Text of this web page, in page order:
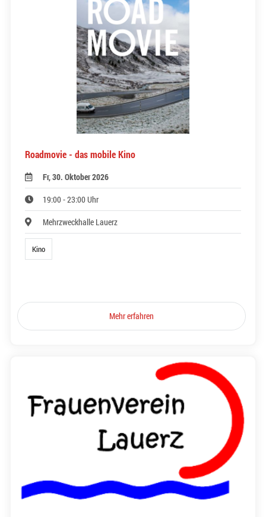
Roadmovie - das mobile Kino
Fr, 30. Oktober 2026
19:00 - 23:00 Uhr
Mehrzweckhalle Lauerz
Kino
Mehr erfahren